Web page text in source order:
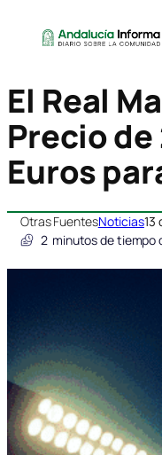
El Real
Precio
Euros
Otras FuentesNoticias13
2 minutos de tiempo